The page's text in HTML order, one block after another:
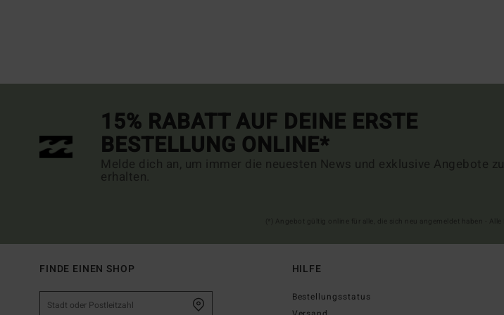
15% RABATT AUF DEINE ERSTE
BESTELLUNG ONLINE*
Melde dich an, um immer die neuesten News und exklusive Angebote zu
erhalten.
FINDE EINEN SHOP HILFE
Bestellungsstatus